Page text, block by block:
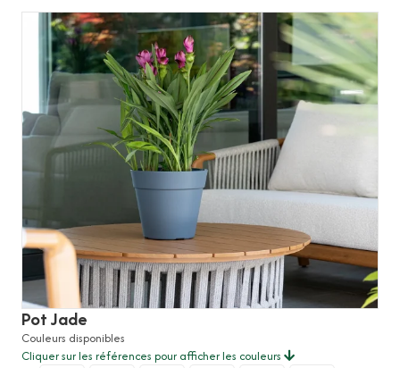
Pot Jade
Couleurs disponibles
Cliquer sur les références pour afficher les couleurs